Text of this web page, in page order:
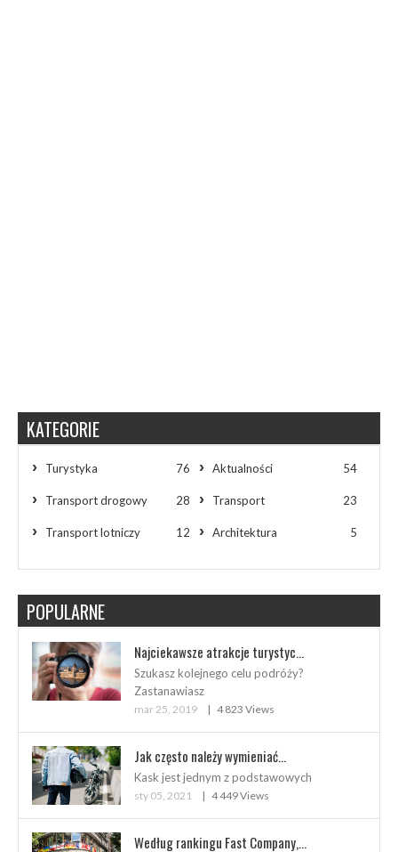
KATEGORIE
Turystyka 76 Aktualności 54
Transport drogowy 28 Transport 23
Transport lotniczy 12 Architektura 5
POPULARNE
Najciekawsze atrakcje turystyc...
Szukasz kolejnego celu podróży?
Zastanawiasz
mar 25, 2019 4 823 Views
Jak często należy wymieniać...
Kask jest jednym z podstawowych
sty 05, 2021 4 449 Views
Według rankingu Fast Company,...